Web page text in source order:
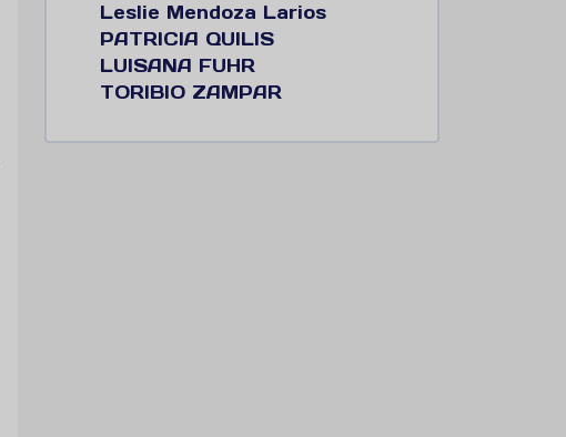
Leslie Mendoza Larios
PATRICIA QUILIS
LUISANA FUHR
TORIBIO ZAMPAR